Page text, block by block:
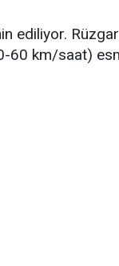
ediliyor.
60 km/saat)